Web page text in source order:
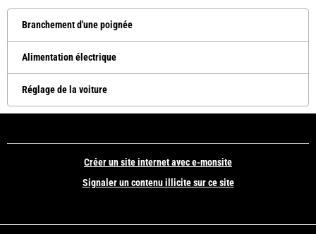
Branchement d'une poignée
Alimentation électrique
Réglage de la voiture
Créer un site internet avec e-monsite
Signaler un contenu illicite sur ce site